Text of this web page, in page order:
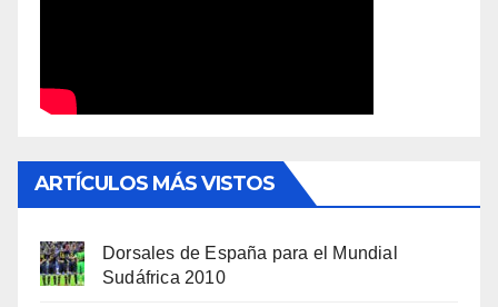
ARTÍCULOS MÁS VISTOS
Dorsales de España para el Mundial
Sudáfrica 2010